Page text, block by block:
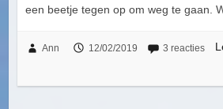
een beetje tegen op om weg te gaan.
Ann 12/02/2019 3 reacties